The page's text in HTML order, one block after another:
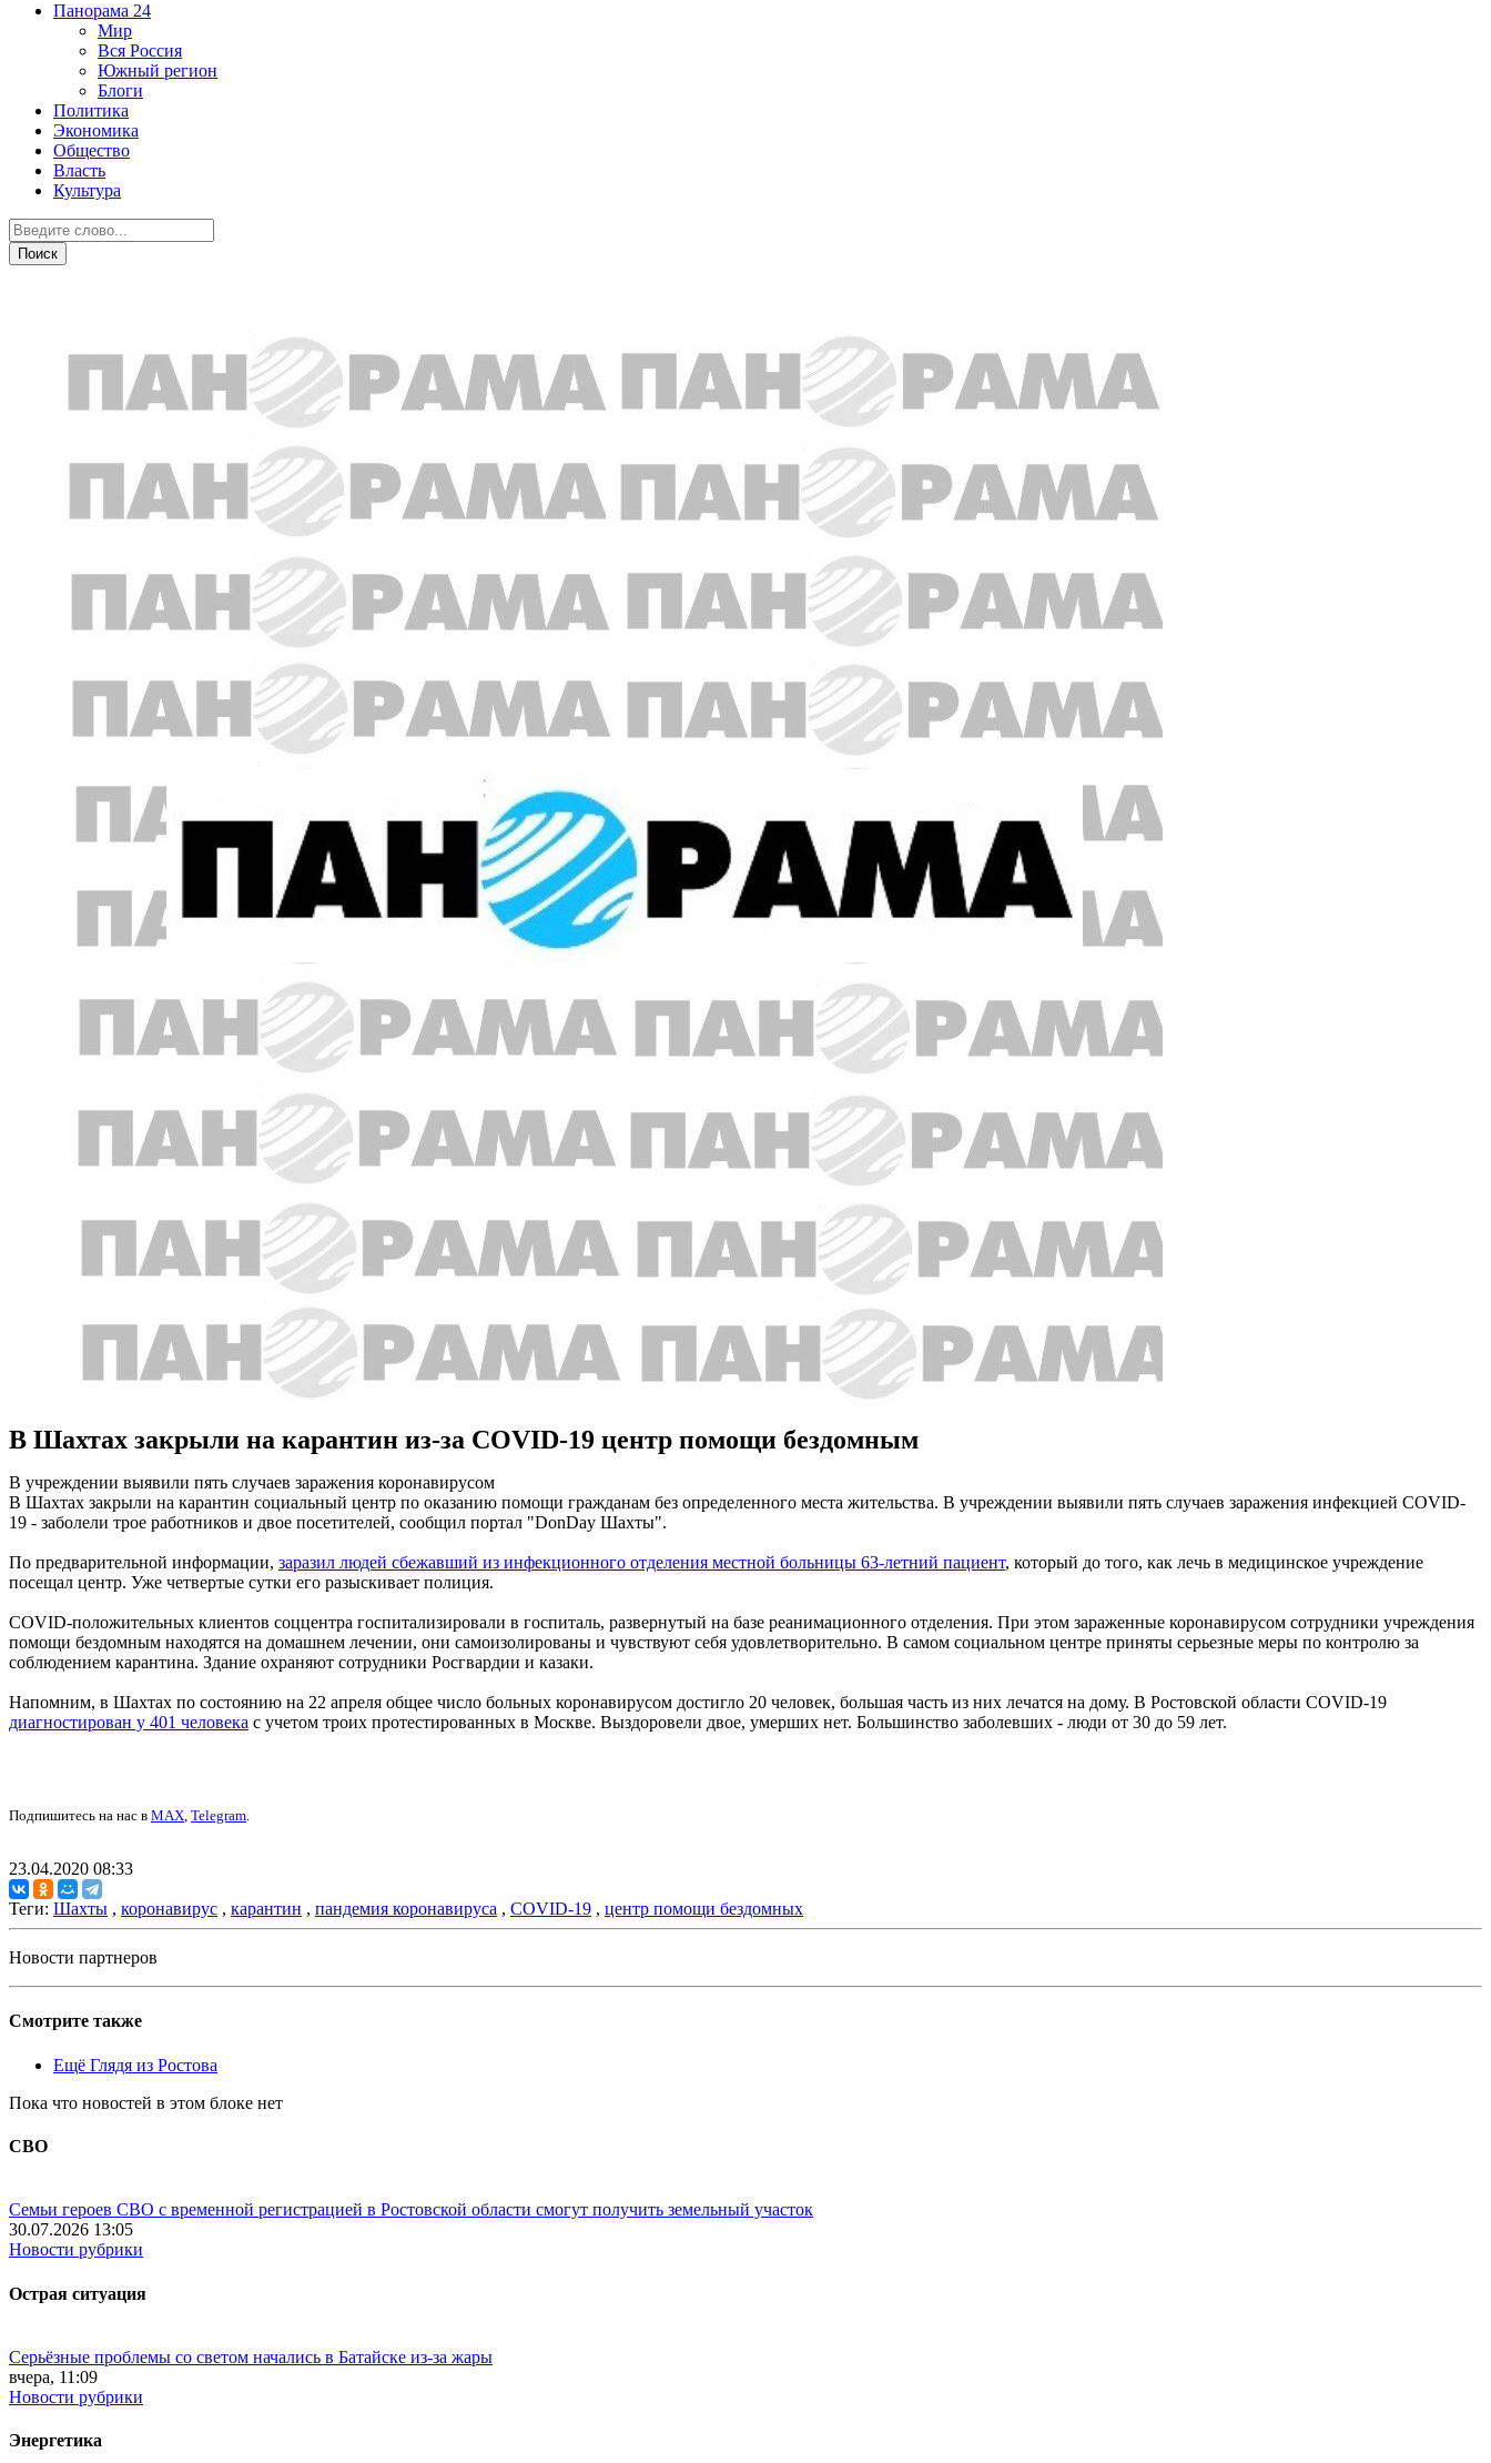
Панорама 24
Мир
Вся Россия
Южный регион
Блоги
Политика
Экономика
Общество
Власть
Культура
В Шахтах закрыли на карантин из-за COVID-19 центр помощи бездомным
В учреждении выявили пять случаев заражения коронавирусом
В Шахтах закрыли на карантин социальный центр по оказанию помощи гражданам без определенного места жительства. В учреждении выявили пять случаев заражения инфекцией COVID-
19 - заболели трое работников и двое посетителей, сообщил портал "DonDay Шахты".
По предварительной информации, заразил людей сбежавший из инфекционного отделения местной больницы 63-летний пациент, который до того, как лечь в медицинское учреждение
посещал центр. Уже четвертые сутки его разыскивает полиция.
COVID-положительных клиентов соццентра госпитализировали в госпиталь, развернутый на базе реанимационного отделения. При этом зараженные коронавирусом сотрудники учреждения
помощи бездомным находятся на домашнем лечении, они самоизолированы и чувствуют себя удовлетворительно. В самом социальном центре приняты серьезные меры по контролю за
соблюдением карантина. Здание охраняют сотрудники Росгвардии и казаки.
Напомним, в Шахтах по состоянию на 22 апреля общее число больных коронавирусом достигло 20 человек, большая часть из них лечатся на дому. В Ростовской области COVID-19
диагностирован у 401 человека с учетом троих протестированных в Москве. Выздоровели двое, умерших нет. Большинство заболевших - люди от 30 до 59 лет.
Подпишитесь на нас в MAX, Telegram.
23.04.2020 08:33
Теги: Шахты , коронавирус , карантин , пандемия коронавируса , COVID-19 , центр помощи бездомных
Новости партнеров
Смотрите также
Ещё Глядя из Ростова
Пока что новостей в этом блоке нет
СВО
Семьи героев СВО с временной регистрацией в Ростовской области смогут получить земельный участок
30.07.2026 13:05
Новости рубрики
Острая ситуация
Серьёзные проблемы со светом начались в Батайске из-за жары
вчера, 11:09
Новости рубрики
Энергетика